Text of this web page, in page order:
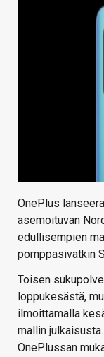
OnePlus
asemoituvan
edullisempien
pomppasivatkin
Toisen
loppukesästä,
ilmoittamalla
mallin
OnePlussan